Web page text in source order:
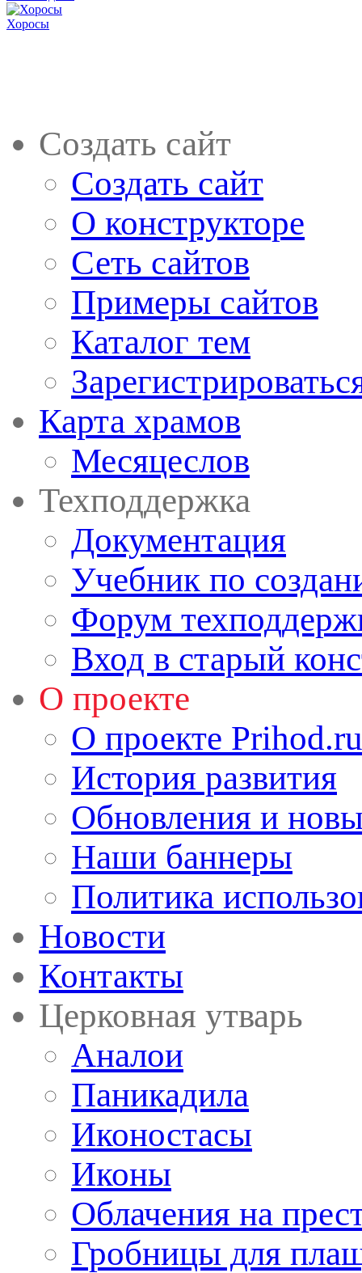
Хоросы
Создать сайт
Создать сайт
О конструкторе
Сеть сайтов
Примеры сайтов
Каталог тем
Карта храмов
Месяцеслов
Техподдержка
Документация
Учебник по
Форум
Вход в старый
О проекте
О проекте Prihod.ru
История развития
Обновления и
Наши баннеры
Политика
Новости
Контакты
Церковная утварь
Аналои
Паникадила
Иконостасы
Иконы
Облачения на
Гробницы для